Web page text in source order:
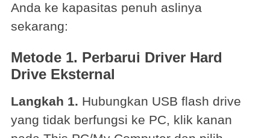
Anda ke kapasitas penuh aslinya
sekarang:
Metode 1. Perbarui Driver Hard
Drive Eksternal
Langkah 1. Hubungkan USB flash drive
yang tidak berfungsi ke PC, klik kanan